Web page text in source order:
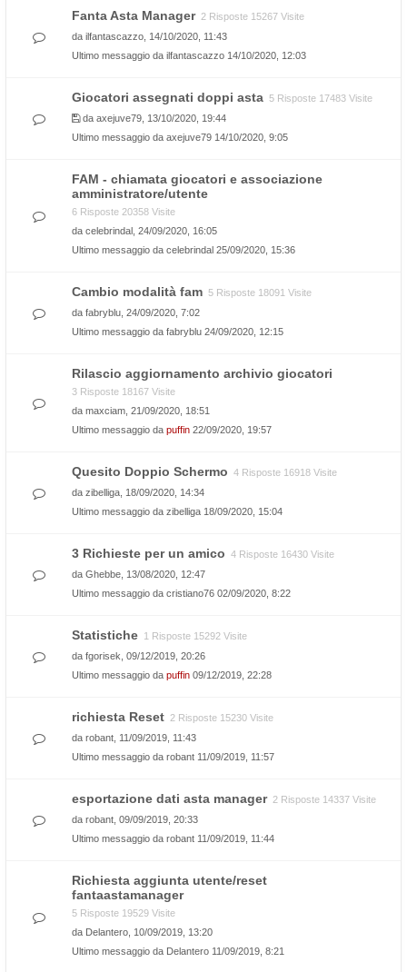
Fanta Asta Manager 2 Risposte 15267 Visite
da ilfantascazzo , 14/10/2020, 11:43
Ultimo messaggio da ilfantascazzo 14/10/2020, 12:03
Giocatori assegnati doppi asta 5 Risposte 17483 Visite
da axejuve79 , 13/10/2020, 19:44
Ultimo messaggio da axejuve79 14/10/2020, 9:05
FAM - chiamata giocatori e associazione
amministratore/utente
6 Risposte 20358 Visite
da celebrindal , 24/09/2020, 16:05
Ultimo messaggio da celebrindal 25/09/2020, 15:36
Cambio modalità fam 5 Risposte 18091 Visite
da fabryblu , 24/09/2020, 7:02
Ultimo messaggio da fabryblu 24/09/2020, 12:15
Rilascio aggiornamento archivio giocatori
3 Risposte 18167 Visite
da maxciam , 21/09/2020, 18:51
Ultimo messaggio da puffin 22/09/2020, 19:57
Quesito Doppio Schermo 4 Risposte 16918 Visite
da zibelliga , 18/09/2020, 14:34
Ultimo messaggio da zibelliga 18/09/2020, 15:04
3 Richieste per un amico 4 Risposte 16430 Visite
da Ghebbe , 13/08/2020, 12:47
Ultimo messaggio da cristiano76 02/09/2020, 8:22
Statistiche 1 Risposte 15292 Visite
da fgorisek , 09/12/2019, 20:26
Ultimo messaggio da puffin 09/12/2019, 22:28
richiesta Reset 2 Risposte 15230 Visite
da robant , 11/09/2019, 11:43
Ultimo messaggio da robant 11/09/2019, 11:57
esportazione dati asta manager 2 Risposte 14337 Visite
da robant , 09/09/2019, 20:33
Ultimo messaggio da robant 11/09/2019, 11:44
Richiesta aggiunta utente/reset
fantaastamanager
5 Risposte 19529 Visite
da Delantero , 10/09/2019, 13:20
Ultimo messaggio da Delantero 11/09/2019, 8:21